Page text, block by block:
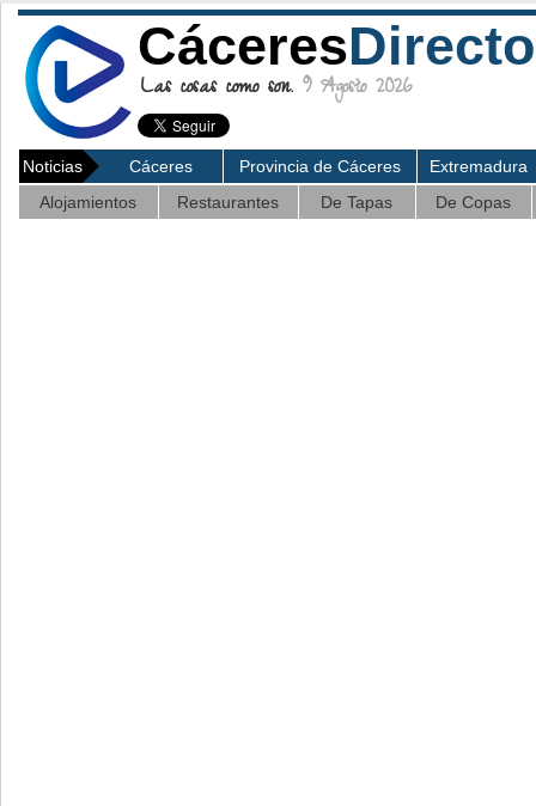
CáceresDirecto
Las cosas como son. 9 Agosto 2026
Noticias Cáceres Provincia de Cáceres
Extremadura
Alojamientos
Restaurantes De Tapas De Copas